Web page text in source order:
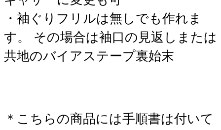
・袖ぐりフリルは無しでも作れま
す。 その場合は袖口の見返しまたは
共地のバイアステープ裏始末
＊こちらの商品には手順書は付いて